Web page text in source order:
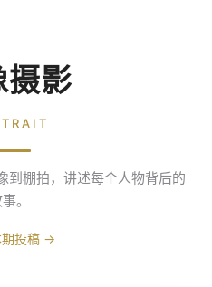
影
到棚拍，讲述每个人物背后的
。
期投稿 →